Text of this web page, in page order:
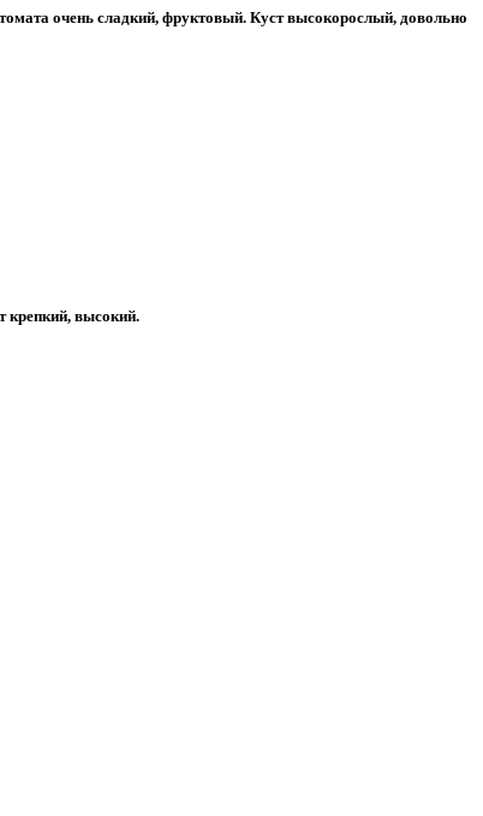
очень сладкий, фруктовый. Куст высокорослый, довольно
крепкий, высокий.